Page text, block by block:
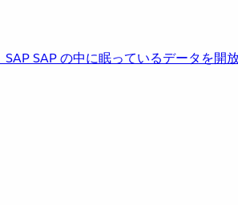
SAPSAP の中に眠っているデータを開